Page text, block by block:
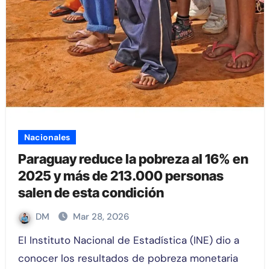
Nacionales
Paraguay reduce la pobreza al 16% en
2025 y más de 213.000 personas
salen de esta condición
DM Mar 28, 2026
El Instituto Nacional de Estadística (INE) dio a
conocer los resultados de pobreza monetaria